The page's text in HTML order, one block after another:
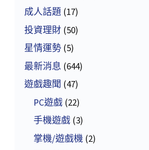
成人話題 (17)
投資理財 (50)
星情運勢 (5)
最新消息 (644)
遊戲趣聞 (47)
PC遊戲 (22)
手機遊戲 (3)
掌機/遊戲機 (2)